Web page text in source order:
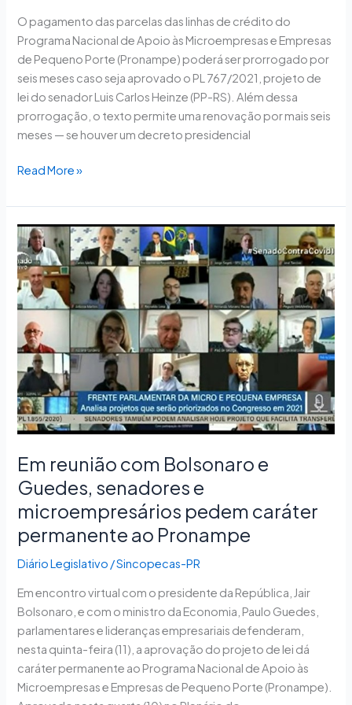
O pagamento das parcelas das linhas de crédito do
Programa Nacional de Apoio às Microempresas e Empresas
de Pequeno Porte (Pronampe) poderá ser prorrogado por
seis meses caso seja aprovado o PL 767/2021, projeto de
lei do senador Luis Carlos Heinze (PP-RS). Além dessa
prorrogação, o texto permite uma renovação por mais seis
meses — se houver um decreto presidencial
Read More »
Em reunião com Bolsonaro e
Guedes, senadores e
microempresários pedem caráter
permanente ao Pronampe
Diário Legislativo /Sincopecas-PR
Em encontro virtual com o presidente da República, Jair
Bolsonaro, e com o ministro da Economia, Paulo Guedes,
parlamentares e lideranças empresariais defenderam,
nesta quinta-feira (11), a aprovação do projeto de lei dá
caráter permanente ao Programa Nacional de Apoio às
Microempresas e Empresas de Pequeno Porte (Pronampe).
Em
reunião
com
Bolsonaro
e
Guedes,
senadores
microempresários
pedem
caráter
ao
Pronampe